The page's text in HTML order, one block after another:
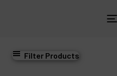
Filter Products